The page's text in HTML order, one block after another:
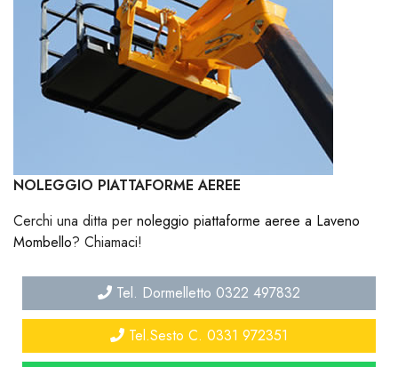
NOLEGGIO PIATTAFORME AEREE
Cerchi una ditta per noleggio piattaforme aeree a Laveno
Mombello? Chiamaci!
Tel. Dormelletto 0322 497832
Tel.Sesto C. 0331 972351